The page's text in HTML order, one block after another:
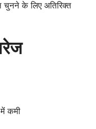
चुनने के लिए अतिरिक्त
कमी